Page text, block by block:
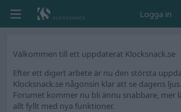
Logga in
Välkommen till ett uppdaterat Klocksnack.se
Efter ett digert arbete är nu den största
Klocksnack.se någonsin klar att se dagens ljus.
Forumet kommer nu bli ännu snabbare, mer
allt fyllt med nya funktioner.